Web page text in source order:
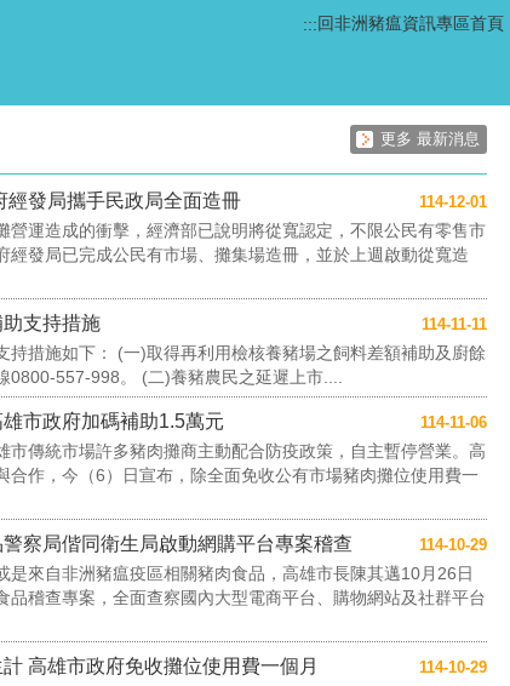
:::回非洲豬瘟資訊專區首頁
114-12-01
發局攜手民政局全面造冊
運造成的衝擊，經濟部已說明將從寬認定，不限公民有零售市
發局已完成公民有市場、攤集場造冊，並於上週啟動從寬造
114-11-11
支持措施
持措施如下： (一)取得再利用檢核養豬場之飼料差額補助及廚餘
557-998。 (二)養豬農民之延遲上市....
114-11-06
市政府加碼補助1.5萬元
傳統市場許多豬肉攤商主動配合防疫政策，自主暫停營業。高
作，今（6）日宣布，除全面免收公有市場豬肉攤位使用費一
114-10-29
察局偕同衛生局啟動網購平台專案稽查
來自非洲豬瘟疫區相關豬肉食品，高雄市長陳其邁10月26日
稽查專案，全面查察國內大型電商平台、購物網站及社群平台
114-10-29
高雄市政府免收攤位使用費一個月
更多 最新消息